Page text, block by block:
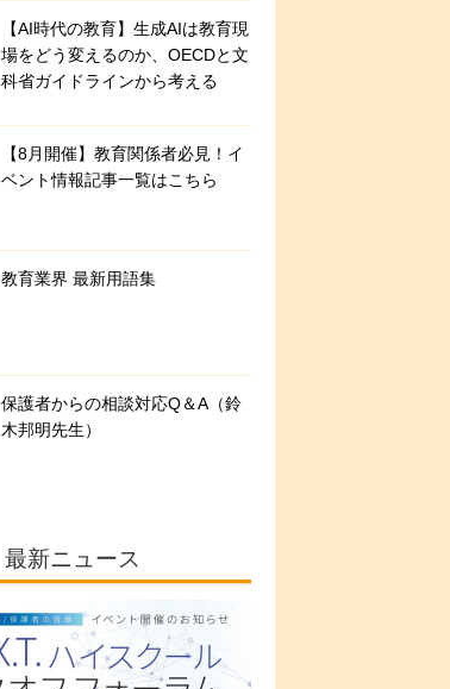
【AI時代の教育】生成AIは教育現
場をどう変えるのか、OECDと文
科省ガイドラインから考える
【8月開催】教育関係者必見！イ
ベント情報記事一覧はこちら
教育業界 最新用語集
保護者からの相談対応Q＆A（鈴
木邦明先生）
最新ニュース